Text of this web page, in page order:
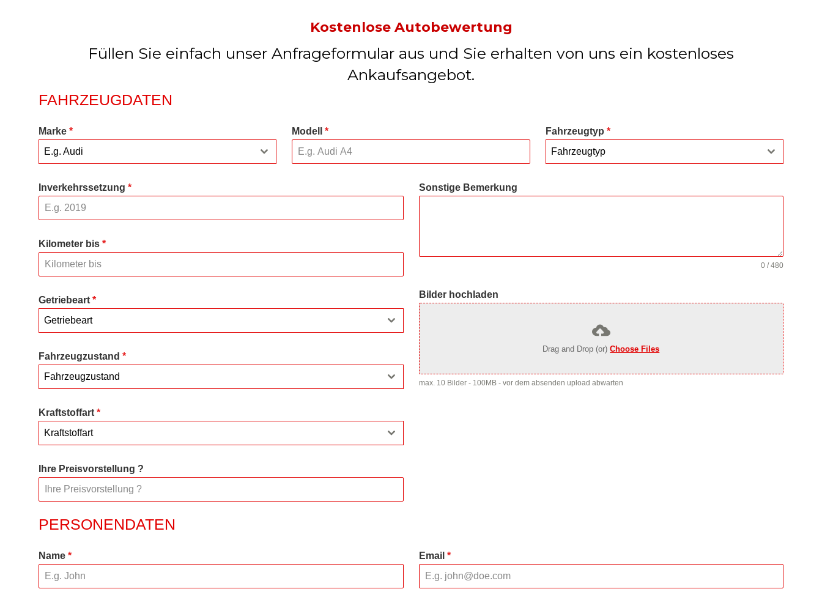
Kostenlose Autobewertung
Füllen Sie einfach unser Anfrageformular aus und Sie erhalten von uns ein kostenloses
Ankaufsangebot.
FAHRZEUGDATEN
Marke *
E.g. Audi
Modell* Fahrzeugtyp *
Fahrzeugtyp
Inverkehrssetzung *
Kilometer bis *
Getriebeart *
Getriebeart
Fahrzeugzustand *
Fahrzeugzustand
Kraftstoffart *
Kraftstoffart
Ihre Preisvorstellung ?
Sonstige Bemerkung
0 / 480
Bilder hochladen
Drag and Drop (or)Choose Files
max. 10 Bilder - 100MB - vor dem absenden upload abwarten
PERSONENDATEN
Name * Email *